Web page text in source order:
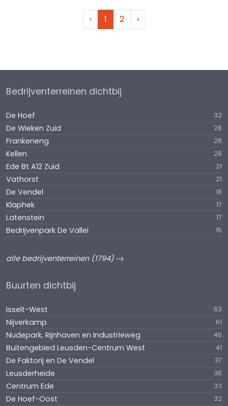
‹ 1 2 ›
Bedrijventerreinen dichtbij
De Hoef 32
De Wieken Zuid 28
Frankeneng 28
Kellen 28
Ede Bt A12 Zuid 21
Vathorst 21
De Vendel 18
Klaphek 17
Latenstein 17
Bedrijvenpark De Vallei 15
alle bedrijventerreinen (1794)
Buurten dichtbij
Isselt-West 63
Nijverkamp 61
Nudepark, Rijnhaven en Industrieweg 46
Buitengebied Leusden-Centrum West 41
De Faktorij en De Vendel 37
Leusderheide 36
Centrum Ede 33
De Hoef-Oost 32